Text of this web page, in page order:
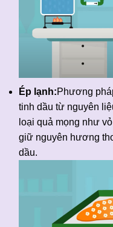
Ép lạnh:Phương
tinh dầu từ nguyên
loại quả mọng như
giữ nguyên hương
dầu.